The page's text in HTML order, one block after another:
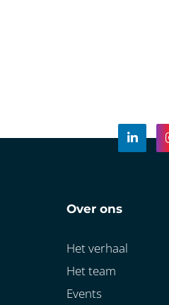
Over ons
Het verhaal
Het team
Events